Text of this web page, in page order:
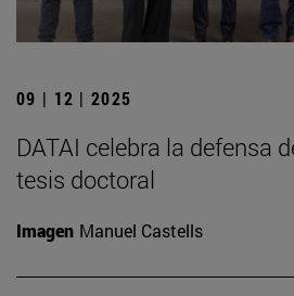
09 | 12 | 2025
DATAI celebra la defensa
tesis doctoral
Imagen Manuel Castells